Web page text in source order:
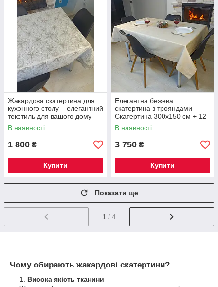
Жакардова скатертина для
кухонного столу – елегантний
текстиль для вашого дому
300х144 см
В наявності
1 800 ₴
Купити
Елегантна бежева
скатертина з трояндами
Скатертина 300х150 см + 12
серветок
В наявності
3 750 ₴
Купити
Показати ще
1 / 4
Чому обирають жакардові скатертини?
Висока якість тканини